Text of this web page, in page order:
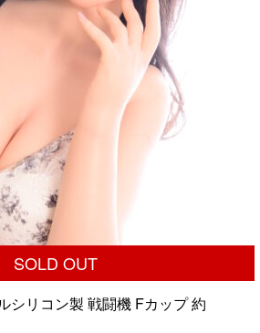
SOLD OUT
シリコン製 戦闘機 Fカップ 約